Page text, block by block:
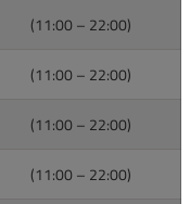
(11:00 – 22:00)
(11:00 – 22:00)
(11:00 – 22:00)
(11:00 – 22:00)